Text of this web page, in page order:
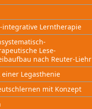
Lerntherapie
Lese-
nach Reuter-Liehr
einer Legasthenie
mit Konzept